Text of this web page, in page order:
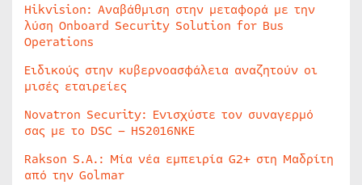
Hikvision: Αναβάθμιση στην μεταφορά με την
λύση Onboard Security Solution for Bus
Operations
Ειδικούς στην κυβερνοασφάλεια αναζητούν οι
μισές εταιρείες
Novatron Security: Ενισχύστε τον συναγερμό
σας με το DSC – HS2016NKE
Rakson S.A.: Μία νέα εμπειρία G2+ στη Μαδρίτη
από την Golmar